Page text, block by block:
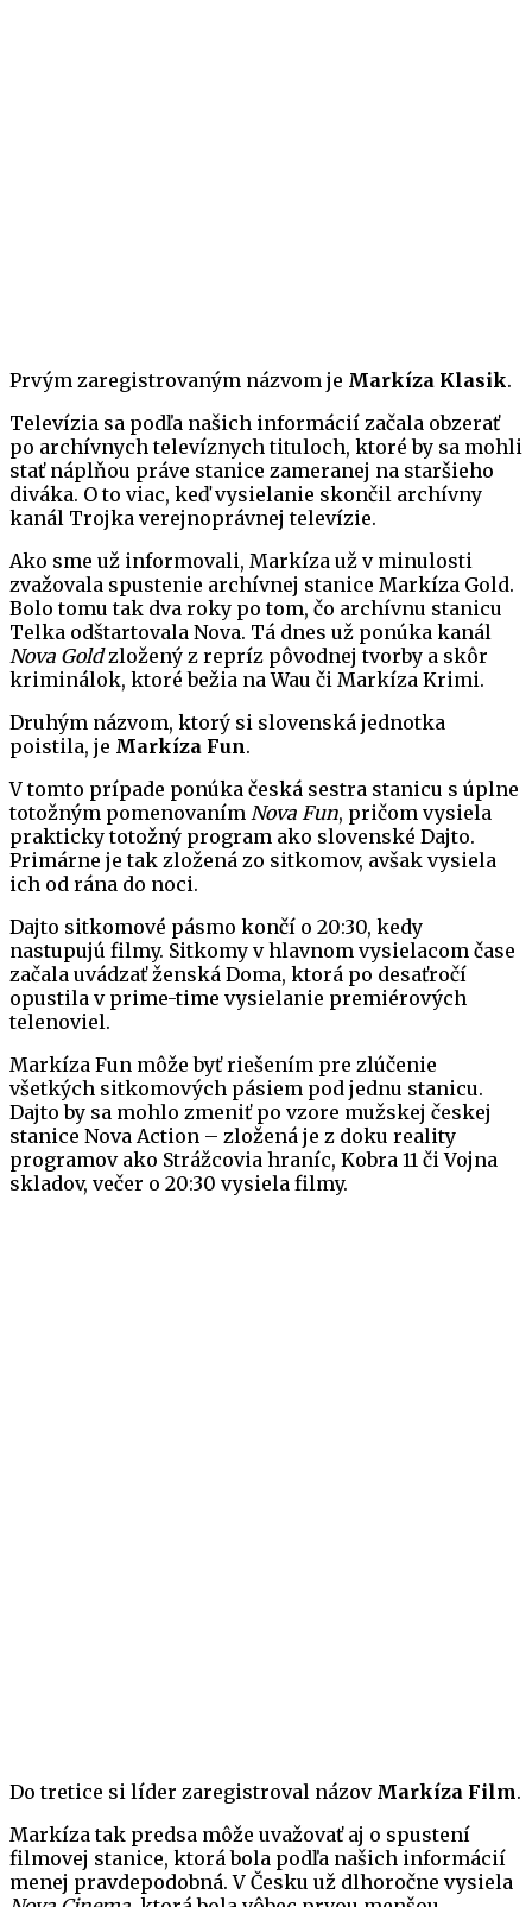
Prvým zaregistrovaným názvom je Markíza Klasik.
Televízia sa podľa našich informácií začala obzerať
po archívnych televíznych tituloch, ktoré by sa mohli
stať náplňou práve stanice zameranej na staršieho
diváka. O to viac, keď vysielanie skončil archívny
kanál Trojka verejnoprávnej televízie.
Ako sme už informovali, Markíza už v minulosti
zvažovala spustenie archívnej stanice Markíza Gold.
Bolo tomu tak dva roky po tom, čo archívnu stanicu
Telka odštartovala Nova. Tá dnes už ponúka kanál
Nova Goldzložený z repríz pôvodnej tvorby a skôr
kriminálok, ktoré bežia na Wau či Markíza Krimi.
Druhým názvom, ktorý si slovenská jednotka
poistila, je Markíza Fun.
V tomto prípade ponúka česká sestra stanicu s úplne
totožným pomenovaním Nova Fun, pričom vysiela
prakticky totožný program ako slovenské Dajto.
Primárne je tak zložená zo sitkomov, avšak vysiela
ich od rána do noci.
Dajto sitkomové pásmo končí o 20:30, kedy
nastupujú filmy. Sitkomy v hlavnom vysielacom čase
začala uvádzať ženská Doma, ktorá po desaťročí
opustila v prime-time vysielanie premiérových
telenoviel.
Markíza Fun môže byť riešením pre zlúčenie
všetkých sitkomových pásiem pod jednu stanicu.
Dajto by sa mohlo zmeniť po vzore mužskej českej
stanice Nova Action – zložená je z doku reality
programov ako Strážcovia hraníc, Kobra 11 či Vojna
skladov, večer o 20:30 vysiela filmy.
Do tretice si líder zaregistroval názov Markíza Film.
Markíza tak predsa môže uvažovať aj o spustení
filmovej stanice, ktorá bola podľa našich informácií
menej pravdepodobná. V Česku už dlhoročne vysiela